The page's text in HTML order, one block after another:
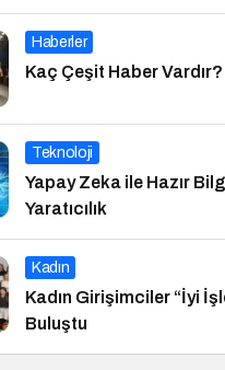
Haberler
Kaç Çeşit Haber Vardır?
Teknoloji
Yapay Zeka ile Hazır
Yaratıcılık
Kadın
Kadın Girişimciler “İyi
Buluştu